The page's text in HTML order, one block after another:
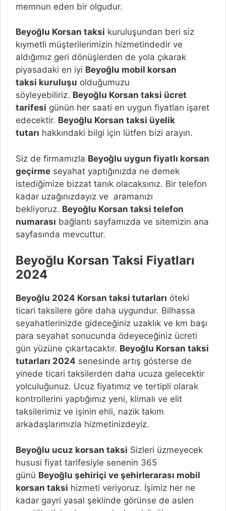
memnun eden bir olgudur.
Beyoğlu Korsan taksi kuruluşundan beri siz
kıymetli müşterilerimizin hizmetindedir ve
aldığımız geri dönüşlerden de yola çıkarak
piyasadaki en iyi Beyoğlu mobil korsan
taksi kuruluşu olduğumuzu
söyleyebiliriz. Beyoğlu Korsan taksi ücret
tarifesi günün her saati en uygun fiyatları işaret
edecektir. Beyoğlu Korsan taksi üyelik
tutarı hakkındaki bilgi için lütfen bizi arayın.
Siz de firmamızla Beyoğlu uygun fiyatlı korsan
geçirme seyahat yaptığınızda ne demek
istediğimize bizzat tanık olacaksınız. Bir telefon
kadar uzağınızdayız ve aramanızı
bekliyoruz. Beyoğlu Korsan taksi telefon
numarası bağlantı sayfamızda ve sitemizin ana
sayfasında mevcuttur.
Beyoğlu Korsan Taksi Fiyatları
2024
Beyoğlu 2024 Korsan taksi tutarları öteki
ticari taksilere göre daha uygundur. Bilhassa
seyahatlerinizde gideceğiniz uzaklık ve km başı
para seyahat sonucunda ödeyeceğiniz ücreti
gün yüzüne çıkartacaktır. Beyoğlu Korsan taksi
tutarları 2024 senesinde artış gösterse de
yinede ticari taksilerden daha ucuza gelecektir
yolculuğunuz. Ucuz fiyatımız ve tertipli olarak
kontrollerini yaptığımız yeni, klimalı ve elit
taksilerimiz ve işinin ehli, nazik takım
arkadaşlarımızla hizmetinizdeyiz.
Beyoğlu ucuz korsan taksi Sizleri üzmeyecek
hususi fiyat tarifesiyle senenin 365
günü Beyoğlu şehiriçi ve şehirlerarası mobil
korsan taksi hizmeti veriyoruz. İşimiz her ne
kadar gayri yasal şeklinde görünse de aslen